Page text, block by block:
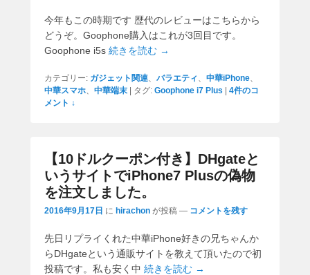
今年もこの時期です 歴代のレビューはこちらから
どうぞ。Goophone購入はこれが3回目です。
Goophone i5s 続きを読む →
カテゴリー: ガジェット関連、 バラエティ 、 中華iPhone、
中華スマホ、 中華端末 | タグ: Goophone i7 Plus | 4件のコ
メント ↓
【10ドルクーポン付き】DHgateと
いうサイトでiPhone7 Plusの偽物
を注文しました。
2016年9月17日 に hirachon が投稿 — コメントを残す
先日リプライくれた中華iPhone好きの兄ちゃんか
らDHgateという通販サイトを教えて頂いたので初
投稿です。私も安く中 続きを読む →